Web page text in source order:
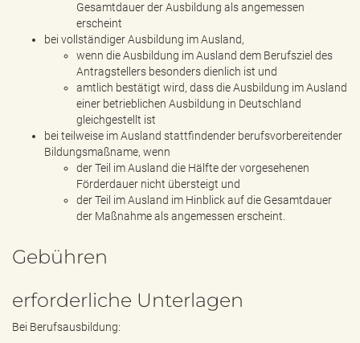
Gesamtdauer der Ausbildung als angemessen
erscheint
bei vollständiger Ausbildung im Ausland,
wenn die Ausbildung im Ausland dem Berufsziel des
Antragstellers besonders dienlich ist und
amtlich bestätigt wird, dass die Ausbildung im Ausland
einer betrieblichen Ausbildung in Deutschland
gleichgestellt ist
bei teilweise im Ausland stattfindender berufsvorbereitender
Bildungsmaßname, wenn
der Teil im Ausland die Hälfte der vorgesehenen
Förderdauer nicht übersteigt und
der Teil im Ausland im Hinblick auf die Gesamtdauer
der Maßnahme als angemessen erscheint.
Gebühren
erforderliche Unterlagen
Bei Berufsausbildung: